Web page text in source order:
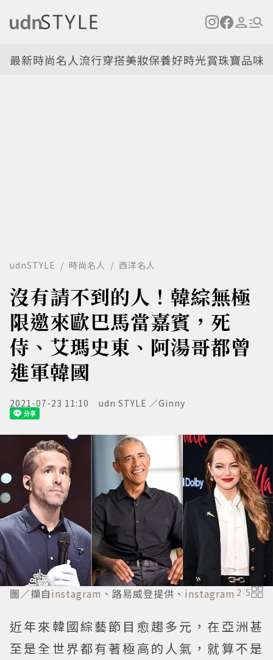
最新時尚名人流行穿搭美妝保養好時光賞珠寶品味
udnSTYLE 時尚名人 西洋名人
沒有請不到的人！韓綜無極
限邀來歐巴馬當嘉賓，死
侍、艾瑪史東、阿湯哥都曾
進軍韓國
2021-07-23 11:10 udn STYLE ／Ginny
圖／擷自instagram 、路易威登提供、 instagram 2 /5
近年來韓國綜藝節目愈趨多元，在亞洲甚
至是全世界都有著極高的人氣，就算不是